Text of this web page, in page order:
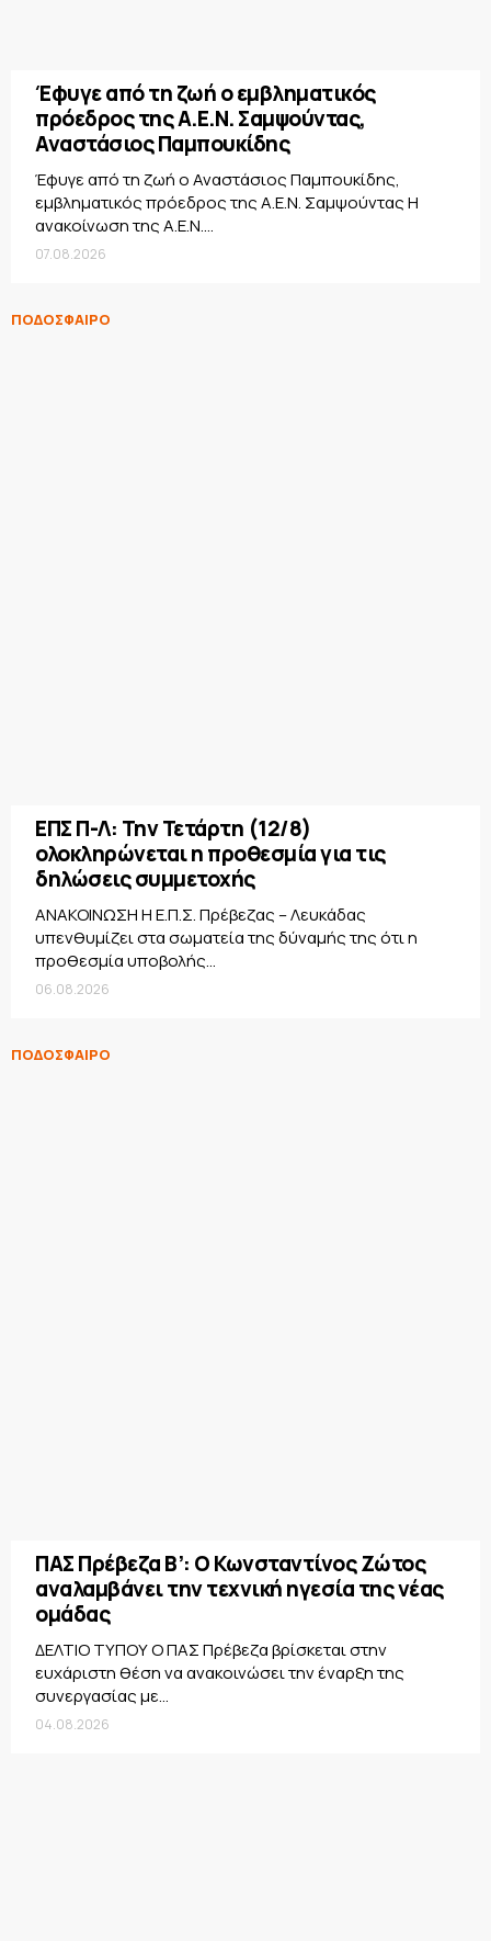
Έφυγε από τη ζωή ο εμβληματικός
πρόεδρος της Α.Ε.Ν. Σαμψούντας,
Αναστάσιος Παμπουκίδης
Έφυγε από τη ζωή ο Αναστάσιος Παμπουκίδης,
εμβληματικός πρόεδρος της Α.Ε.Ν. Σαμψούντας Η
ανακοίνωση της Α.Ε.Ν....
07.08.2026
ΠΟΔΟΣΦΑΙΡΟ
ΕΠΣ Π-Λ: Την Τετάρτη (12/8)
ολοκληρώνεται η προθεσμία για τις
δηλώσεις συμμετοχής
ΑΝΑΚΟΙΝΩΣΗ Η Ε.Π.Σ. Πρέβεζας – Λευκάδας
υπενθυμίζει στα σωματεία της δύναμής της ότι η
προθεσμία υποβολής...
06.08.2026
ΠΟΔΟΣΦΑΙΡΟ
ΠΑΣ Πρέβεζα Β’: Ο Κωνσταντίνος Ζώτος
αναλαμβάνει την τεχνική ηγεσία της νέας
ομάδας
ΔΕΛΤΙΟ ΤΥΠΟΥ Ο ΠΑΣ Πρέβεζα βρίσκεται στην
ευχάριστη θέση να ανακοινώσει την έναρξη της
συνεργασίας με...
04.08.2026